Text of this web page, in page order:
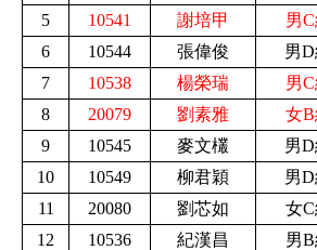
5
10541 謝培甲
男
6
10544 張偉俊
男
7
10538 楊榮瑞
男
8
20079 劉素雅
女
9
10545 麥文欉
男
10
10549 柳君穎
男
11
20080 劉芯如
女
12
10536 紀漢昌
男